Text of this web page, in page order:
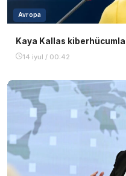
Avropa
Kaya Kallas
14 iyul / 00:42